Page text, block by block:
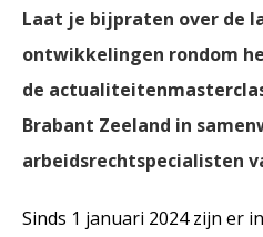
Laat je bijpraten over de
ontwikkelingen rondom
de
Brabant Zeeland in
arbeidsrechtspecialisten
Sinds 1 januari 2024 zijn er